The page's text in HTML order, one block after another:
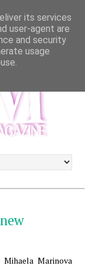
Marinova
its services
user-agent are
and security
usage